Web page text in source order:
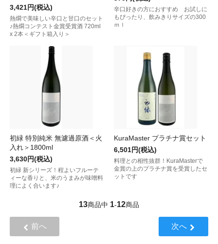
3,421円(税込)
熱燗で美味しい辛口と甘口のセット
♪熱燗コンテスト金賞受賞酒 720ml
x 2本＜ギフト箱入り＞
辛口好きの方におすすめ お試しに
もぴったり、飲みきりサイズの300
ｍｌ
初緑 特別純米 無濾過原酒＜火
入れ＞1800ml
3,630円(税込)
初緑 新シリーズ！程よいフルーテ
ィーな香りと、米のうまみが味噌料
理によく合います♪
KuraMaster プラチナ賞セット
6,501円(税込)
料理との相性抜群！KuraMasterで
金賞の上のプラチナ賞を受賞したセ
ットです
13商品中 1-12商品
前へ 次へ